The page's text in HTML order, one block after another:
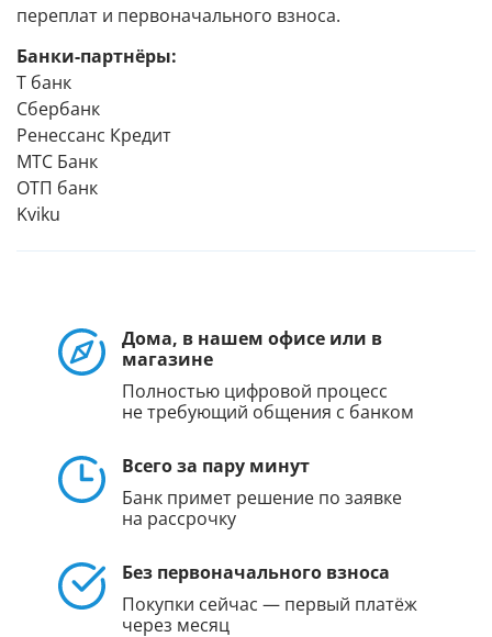
переплат и первоначального взноса.
Банки-партнёры:
Т банк
Сбербанк
Ренессанс Кредит
МТС Банк
ОТП банк
Kviku
Дома, в нашем офисе или в
магазине
Полностью цифровой процесс
не требующий общения с банком
Всего за пару минут
Банк примет решение по заявке
на рассрочку
Без первоначального взноса
Покупки сейчас — первый платёж
через месяц